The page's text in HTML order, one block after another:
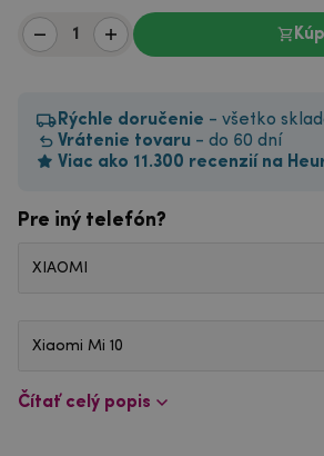
Rýchle doručenie - všetko
Vrátenie tovaru - do 60 dní
Viac ako 11.300 recenzií na
Pre iný telefón?
XIAOMI
Xiaomi Mi 10
Čítať celý popis